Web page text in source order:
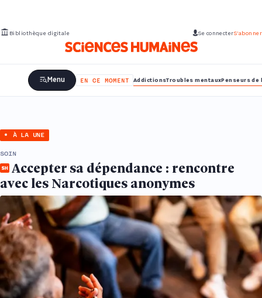
contenu
Bibliothèque digitale Se connecterS’abonner
Menu EN CE MOMENT AddictionsTroubles mentauxPenseurs
À LA UNE
SOIN
Accepter sa dépendance : rencontre
avec les Narcotiques anonymes